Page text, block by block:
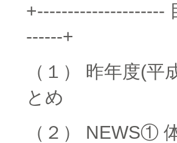
------+
（１） 昨年度(
とめ
（２） NEWS①